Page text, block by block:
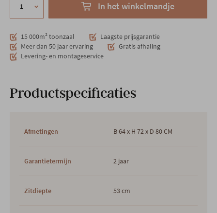
In het winkelmandje
15 000m² toonzaal
Laagste prijsgarantie
Meer dan 50 jaar ervaring
Gratis afhaling
Levering- en montageservice
Productspecificaties
Afmetingen B 64 x H 72 x D 80 CM
Garantietermijn 2 jaar
Zitdiepte 53 cm